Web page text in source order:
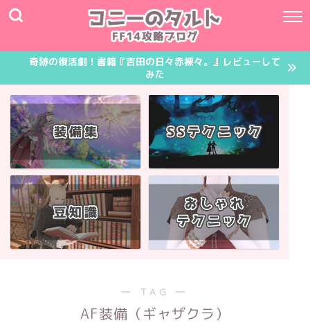
奇跡の復活劇！書籍『吉田の日々赤裸々。』レビューして
みた
― TAG ―
AF装備（ギャザクラ）